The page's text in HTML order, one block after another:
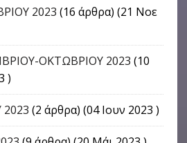
2023 (16 άρθρα) (21 Νοε
ΟΚΤΩΒΡΙΟΥ 2023 (10
)
2023 (2 άρθρα) (04 Ιουν 2023 )